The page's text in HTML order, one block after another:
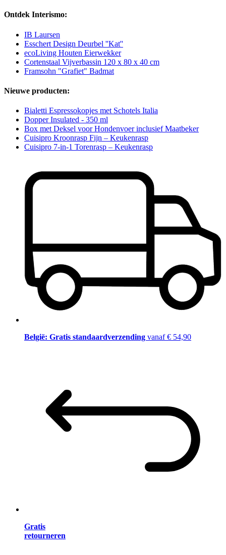
Ontdek Interismo:
IB Laursen
Esschert Design Deurbel ''Kat''
ecoLiving Houten Eierwekker
Cortenstaal Vijverbassin 120 x 80 x 40 cm
Framsohn "Grafiet" Badmat
Nieuwe producten:
Bialetti Espressokopjes met Schotels Italia
Dopper Insulated - 350 ml
Box met Deksel voor Hondenvoer inclusief Maatbeker
Cuisipro Kroonrasp Fijn – Keukenrasp
Cuisipro 7-in-1 Torenrasp – Keukenrasp
België: Gratis standaardverzending vanaf € 54,90
Gratis
retourneren